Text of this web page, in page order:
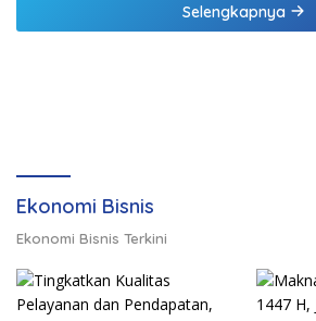
Selengkapnya
Ekonomi Bisnis
Ekonomi Bisnis Terkini